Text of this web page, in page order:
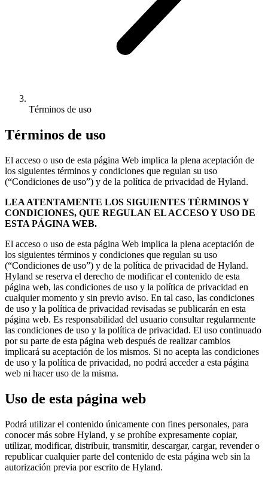
Términos de uso
Términos de uso
El acceso o uso de esta página Web implica la plena aceptación de
los siguientes términos y condiciones que regulan su uso
(“Condiciones de uso”) y de la política de privacidad de Hyland.
LEA ATENTAMENTE LOS SIGUIENTES TÉRMINOS Y
CONDICIONES, QUE REGULAN EL ACCESO Y USO DE
ESTA PÁGINA WEB.
El acceso o uso de esta página Web implica la plena aceptación de
los siguientes términos y condiciones que regulan su uso
(“Condiciones de uso”) y de la política de privacidad de Hyland.
Hyland se reserva el derecho de modificar el contenido de esta
página web, las condiciones de uso y la política de privacidad en
cualquier momento y sin previo aviso. En tal caso, las condiciones
de uso y la política de privacidad revisadas se publicarán en esta
página web. Es responsabilidad del usuario consultar regularmente
las condiciones de uso y la política de privacidad. El uso continuado
por su parte de esta página web después de realizar cambios
implicará su aceptación de los mismos. Si no acepta las condiciones
de uso y la política de privacidad, no podrá acceder a esta página
web ni hacer uso de la misma.
Uso de esta página web
Podrá utilizar el contenido únicamente con fines personales, para
conocer más sobre Hyland, y se prohíbe expresamente copiar,
utilizar, modificar, distribuir, transmitir, descargar, cargar, revender o
republicar cualquier parte del contenido de esta página web sin la
autorización previa por escrito de Hyland.